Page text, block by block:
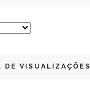
DE VISUALIZAÇÕES